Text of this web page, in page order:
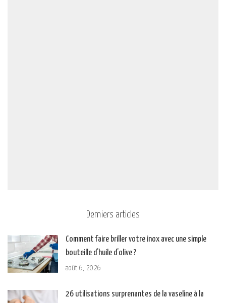
Derniers articles
Comment faire briller votre inox avec une simple
bouteille d’huile d’olive ?
août 6, 2026
26 utilisations surprenantes de la vaseline à la